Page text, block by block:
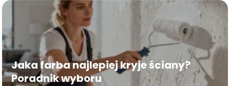
Jaka farba najlepiej kryje ściany?
Poradnik wyboru